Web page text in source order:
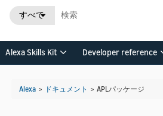
すべて
Alexa Skills Kit Developer reference
Alexa > ドキュメント > APLパッケージ